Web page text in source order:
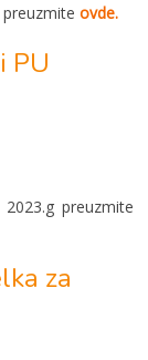
preuzmite ovde.
PU
preuzmite
za